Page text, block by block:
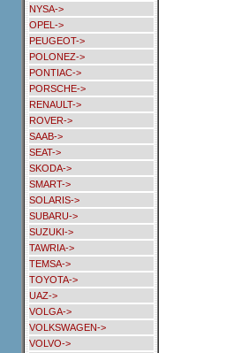
NYSA->
OPEL->
PEUGEOT->
POLONEZ->
PONTIAC->
PORSCHE->
RENAULT->
ROVER->
SAAB->
SEAT->
SKODA->
SMART->
SOLARIS->
SUBARU->
SUZUKI->
TAWRIA->
TEMSA->
TOYOTA->
UAZ->
VOLGA->
VOLKSWAGEN->
VOLVO->